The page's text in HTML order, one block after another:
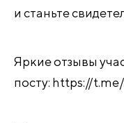
и станьте
Яркие отзывы
посту: https://